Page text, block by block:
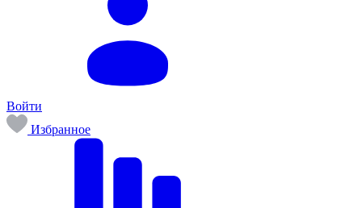
Войти
Избранное